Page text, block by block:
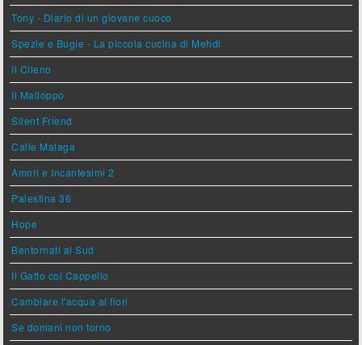
Tony - Diario di un giovane cuoco
Spezie e Bugie - La piccola cucina di Mehdi
Il Cileno
Il Malloppo
Silent Friend
Calle Malaga
Amori e Incantesimi 2
Palestina 36
Hope
Bentornati al Sud
Il Gatto col Cappello
Cambiare l'acqua ai fiori
Se domani non torno